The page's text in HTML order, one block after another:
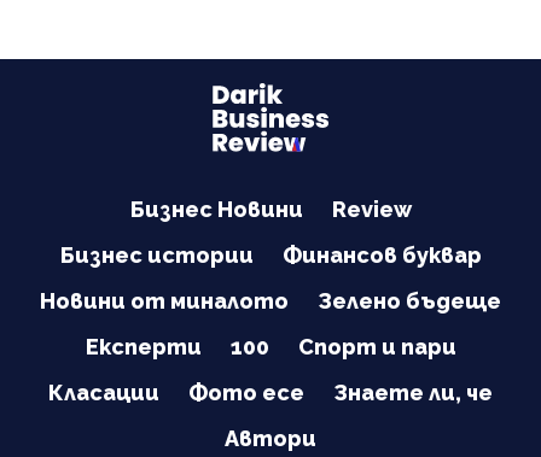
Бизнес Новини
Review
Бизнес истории
Финансов буквар
Новини от миналото
Зелено бъдеще
Експерти
100
Спорт и пари
Класации
Фото есе
Знаете ли, че
Автори